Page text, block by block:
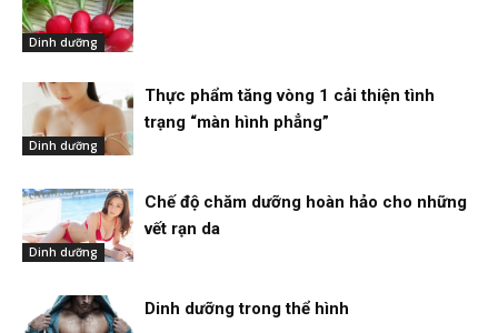
Dinh dưỡng
Dinh dưỡng
Thực phẩm tăng vòng 1 cải thiện tình
trạng “màn hình phẳng”
Dinh dưỡng
Chế độ chăm dưỡng hoàn hảo cho những
vết rạn da
Dinh dưỡng trong thể hình